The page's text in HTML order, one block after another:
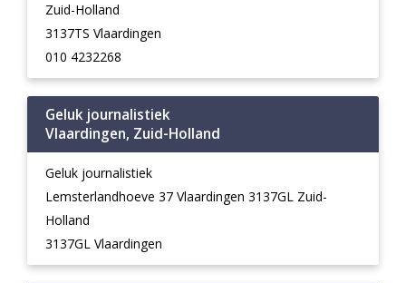
Zuid-Holland
3137TS Vlaardingen
010 4232268
Geluk journalistiek
Vlaardingen, Zuid-Holland
Geluk journalistiek
Lemsterlandhoeve 37 Vlaardingen 3137GL Zuid-
Holland
3137GL Vlaardingen